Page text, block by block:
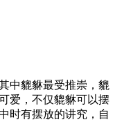
中貔貅最受推崇，貔
爱，不仅貔貅可以摆
时有摆放的讲究，自